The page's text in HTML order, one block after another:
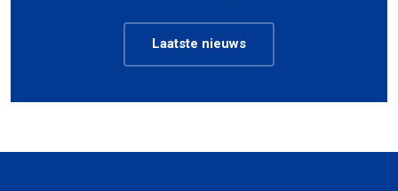
Laatste nieuws